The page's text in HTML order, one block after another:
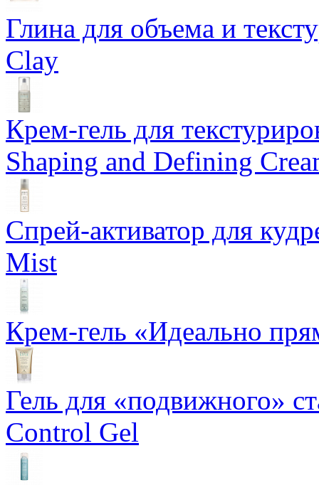
Глина для объема и
Clay
Крем-гель для
Shaping and Defining
Спрей-активатор для
Mist
Крем-гель «Идеально
Гель для «подвижного»
Control Gel